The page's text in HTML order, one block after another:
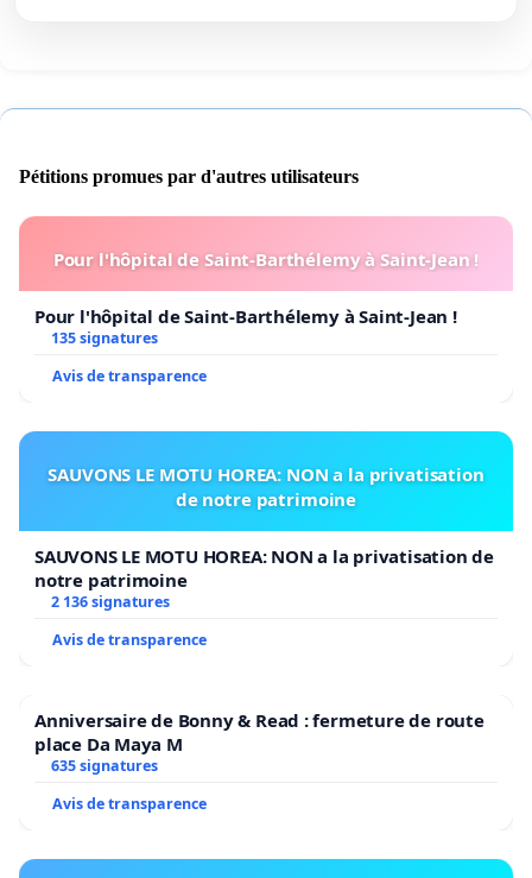
Pétitions promues par d'autres utilisateurs
Pour l'hôpital de Saint-Barthélemy à Saint-Jean !
Pour l'hôpital de Saint-Barthélemy à Saint-Jean !
135 signatures
Avis de transparence
SAUVONS LE MOTU HOREA: NON a la privatisation
de notre patrimoine
SAUVONS LE MOTU HOREA: NON a la privatisation de
notre patrimoine
2 136 signatures
Avis de transparence
Anniversaire de Bonny & Read : fermeture de route
place Da Maya M
635 signatures
Avis de transparence